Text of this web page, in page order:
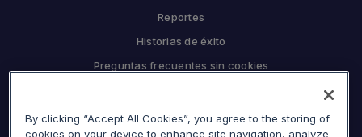
Reportes
Historias de éxito
Preguntas frecuentes sin cookies
Por qué Sojern
By clicking “Accept All Cookies”, you agree to the storing of
cookies on your device to enhance site navigation, analyze